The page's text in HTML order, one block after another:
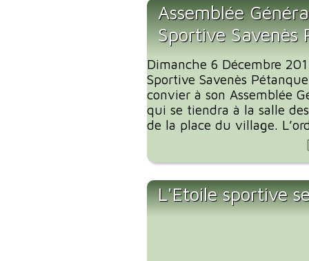
Assemblée
Sportive Savenès
Dimanche 6 Décembre
Sportive Savenès
convier à son Assemblée
qui se tiendra à la salle
de la place du village.
L'Etoile sportive